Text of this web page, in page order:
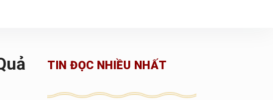
TIN ĐỌC NHIỀU NHẤT